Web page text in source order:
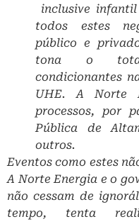
inclusive
todos estes
público e
tona o total
condicionantes
UHE. A Norte
processos, por
Pública de
outros.
Eventos como estes
A Norte Energia e o
não cessam de
tempo, tenta